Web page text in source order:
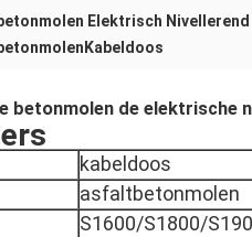
Elektrisch Nivellerend
betonmolen de
kabeldoos
asfaltbetonmolen
S1600/S1800/